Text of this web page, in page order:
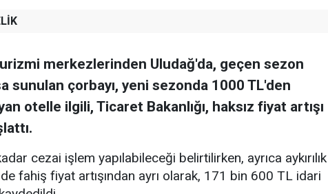
merkezlerinden Uludağ'da, geçen sezon
sunulan çorbayı, yeni sezonda 1000 TL'den
otelle ilgili, Ticaret Bakanlığı, haksız fiyat artışı
cezai işlem yapılabileceği belirtilirken, ayrıca aykırılık
fahiş fiyat artışından ayrı olarak, 171 bin 600 TL idari